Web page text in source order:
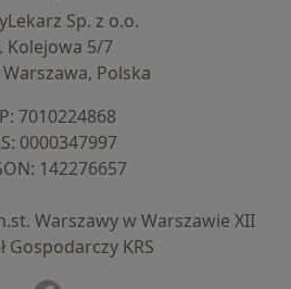
Sp. z o.o.
Kolejowa 5/7
Warszawa, Polska
⁠7010224868
⁠0000347997
⁠142276657
Warszawy w Warszawie XII
Gospodarczy KRS